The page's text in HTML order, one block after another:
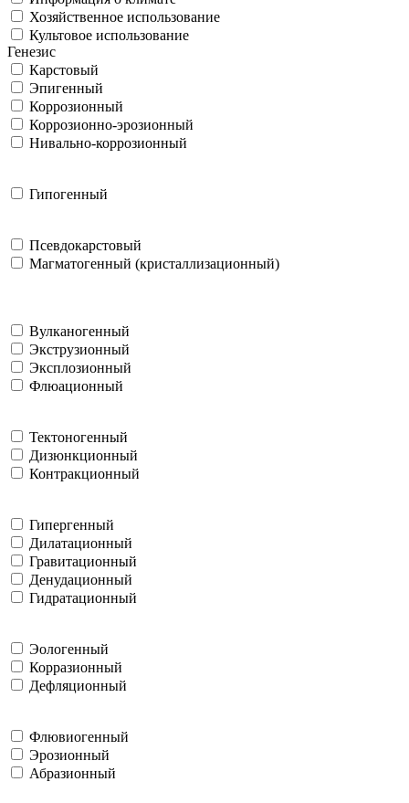
Хозяйственное использование
Культовое использование
Генезис
Карстовый
Эпигенный
Коррозионный
Коррозионно-эрозионный
Нивально-коррозионный
Гипогенный
Псевдокарстовый
Магматогенный (кристаллизационный)
Вулканогенный
Экструзионный
Эксплозионный
Флюационный
Тектоногенный
Дизюнкционный
Контракционный
Гипергенный
Дилатационный
Гравитационный
Денудационный
Гидратационный
Эологенный
Корразионный
Дефляционный
Флювиогенный
Эрозионный
Абразионный